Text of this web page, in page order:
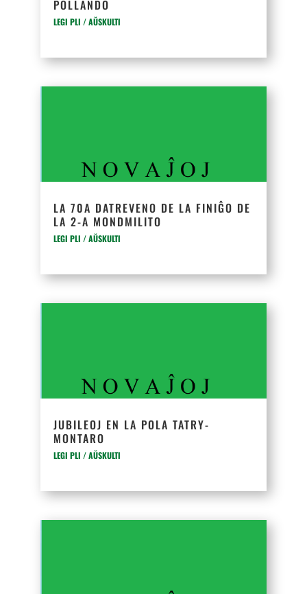
POLLANDO
LEGI PLI / AŬSKULTI
LA 70A DATREVENO DE LA FINIĜO DE
LA 2-A MONDMILITO
LEGI PLI / AŬSKULTI
JUBILEOJ EN LA POLA TATRY-
MONTARO
LEGI PLI / AŬSKULTI